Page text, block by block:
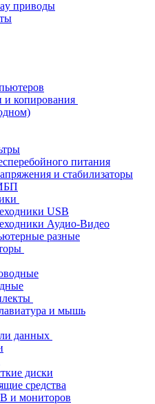
приводы
и копирования
питания
и стабилизаторы
USB
Аудио-Видео
разные
и мышь
данных
диски
средства
и мониторов